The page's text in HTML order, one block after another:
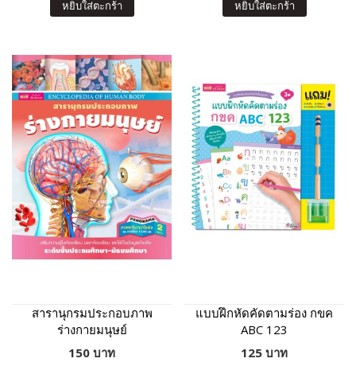
หยิบใส่ตะกร้า หยิบใส่ตะกร้า
สารานุกรมประกอบภาพ
ร่างกายมนุษย์
150 บาท
แบบฝึกหัดคัดตามร่อง กขค
ABC 123
125 บาท